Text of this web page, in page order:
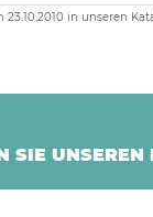
in unseren
SIE UNSEREN